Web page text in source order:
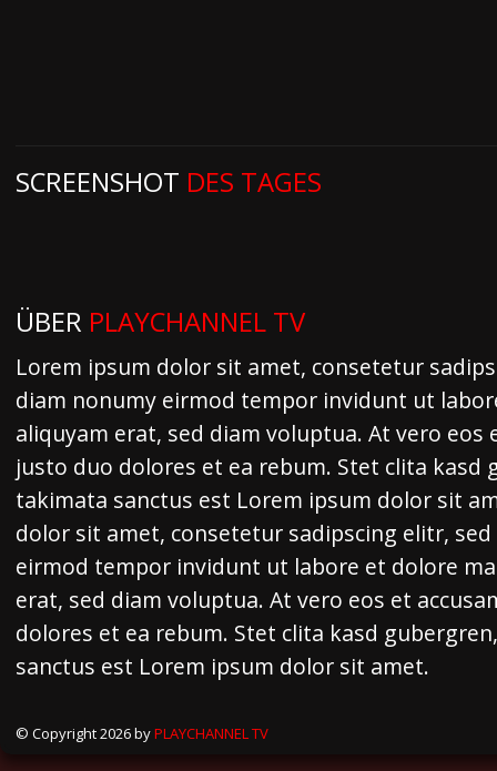
SCREENSHOT DES TAGES
ÜBER PLAYCHANNEL TV
Lorem ipsum dolor sit amet, consetetur
diam nonumy eirmod tempor invidunt ut
aliquyam erat, sed diam voluptua. At vero eos
justo duo dolores et ea rebum. Stet clita kasd
takimata sanctus est Lorem ipsum dolor sit
dolor sit amet, consetetur sadipscing elitr,
eirmod tempor invidunt ut labore et dolore
erat, sed diam voluptua. At vero eos et
dolores et ea rebum. Stet clita kasd
sanctus est Lorem ipsum dolor sit amet.
© Copyright 2026 byPLAYCHANNEL TV